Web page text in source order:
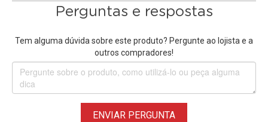
Perguntas e respostas
Tem alguma dúvida sobre este produto? Pergunte ao lojista e a
outros compradores!
ENVIAR PERGUNTA